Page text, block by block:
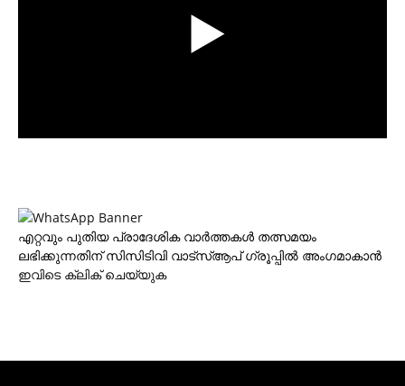
എറ്റവും പുതിയ പ്രാദേശിക വാര്‍ത്തകള്‍ തത്സമയം
ലഭിക്കുന്നതിന് സിസിടിവി വാട്‌സ്ആപ് ഗ്രൂപ്പില്‍ അംഗമാകാന്‍
ഇവിടെ ക്ലിക് ചെയ്യുക